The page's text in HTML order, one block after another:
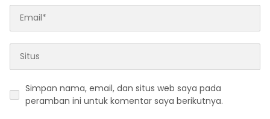
Simpan nama, email, dan situs web saya pada
peramban ini untuk komentar saya berikutnya.